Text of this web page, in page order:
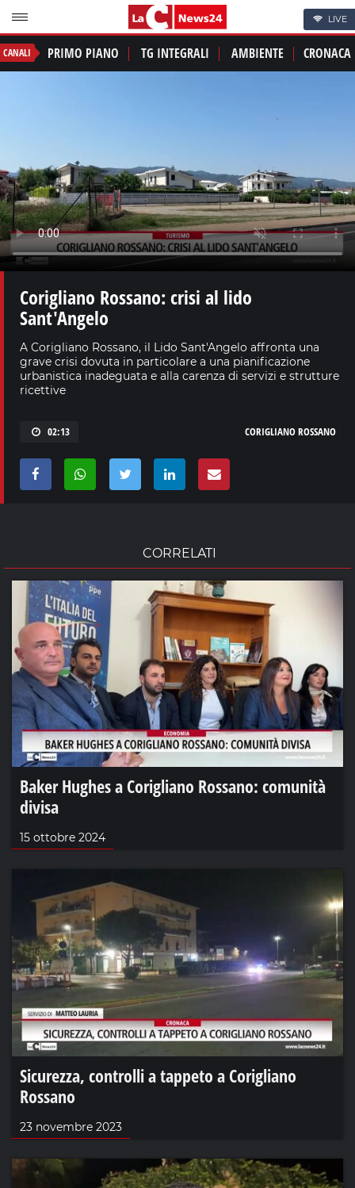
LIVE
CANALI PRIMO PIANO TG INTEGRALI AMBIENTE CRONACA
Corigliano Rossano: crisi al lido
Sant'Angelo
A Corigliano Rossano, il Lido Sant'Angelo affronta una
grave crisi dovuta in particolare a una pianificazione
urbanistica inadeguata e alla carenza di servizi e strutture
ricettive
02:13 CORIGLIANO ROSSANO
CORRELATI
Baker Hughes a Corigliano Rossano: comunità
divisa
15 ottobre 2024
Sicurezza, controlli a tappeto a Corigliano
Rossano
23 novembre 2023